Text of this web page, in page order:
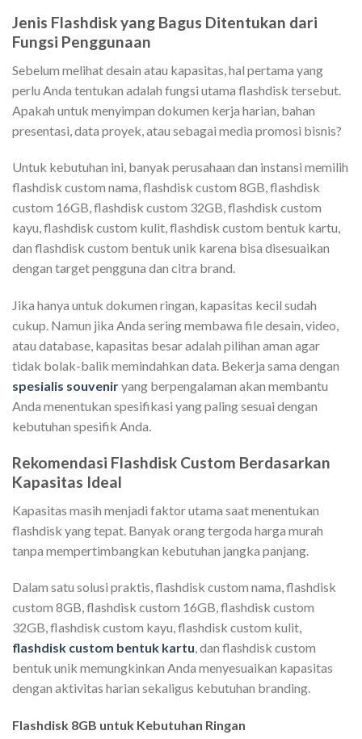
Jenis Flashdisk yang Bagus Ditentukan dari
Fungsi Penggunaan
Sebelum melihat desain atau kapasitas, hal pertama yang
perlu Anda tentukan adalah fungsi utama flashdisk tersebut.
Apakah untuk menyimpan dokumen kerja harian, bahan
presentasi, data proyek, atau sebagai media promosi bisnis?
Untuk kebutuhan ini, banyak perusahaan dan instansi memilih
flashdisk custom nama, flashdisk custom 8GB, flashdisk
custom 16GB, flashdisk custom 32GB, flashdisk custom
kayu, flashdisk custom kulit, flashdisk custom bentuk kartu,
dan flashdisk custom bentuk unik karena bisa disesuaikan
dengan target pengguna dan citra brand.
Jika hanya untuk dokumen ringan, kapasitas kecil sudah
cukup. Namun jika Anda sering membawa file desain, video,
atau database, kapasitas besar adalah pilihan aman agar
tidak bolak-balik memindahkan data. Bekerja sama dengan
spesialis souveniryang berpengalaman akan membantu
Anda menentukan spesifikasi yang paling sesuai dengan
kebutuhan spesifik Anda.
Rekomendasi Flashdisk Custom Berdasarkan
Kapasitas Ideal
Kapasitas masih menjadi faktor utama saat menentukan
flashdisk yang tepat. Banyak orang tergoda harga murah
tanpa mempertimbangkan kebutuhan jangka panjang.
Dalam satu solusi praktis, flashdisk custom nama, flashdisk
custom 8GB, flashdisk custom 16GB, flashdisk custom
32GB, flashdisk custom kayu, flashdisk custom kulit,
flashdisk custom bentuk kartu, dan flashdisk custom
bentuk unik memungkinkan Anda menyesuaikan kapasitas
dengan aktivitas harian sekaligus kebutuhan branding.
Flashdisk 8GB untuk Kebutuhan Ringan